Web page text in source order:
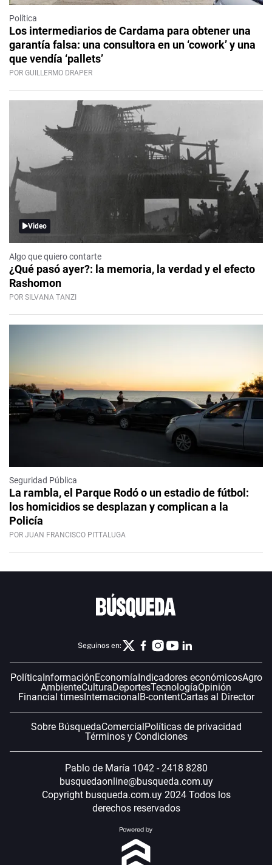
Política
Los intermediarios de Cardama para obtener una
garantía falsa: una consultora en un ‘cowork’ y una
que vendía ‘pallets’
POR GUILLERMO DRAPER
Video
Algo que quiero contarte
¿Qué pasó ayer?: la memoria, la verdad y el efecto
Rashomon
POR SILVANA TANZI
Seguridad Pública
La rambla, el Parque Rodó o un estadio de fútbol:
los homicidios se desplazan y complican a la
Policía
POR JUAN FRANCISCO PITTALUGA
Seguinos en:
Política InformaciónEconomía Indicadores económicosAgro
AmbienteCulturaDeportesTecnologíaOpinión
Financial timesInternacional B-contentCartas al Director
Sobre BúsquedaComercial Políticas de privacidad
Términos y Condiciones
Pablo de María 1042 - 2418 8280
busquedaonline@busqueda.com.uy
Copyright busqueda.com.uy 2024 Todos los
derechos reservados